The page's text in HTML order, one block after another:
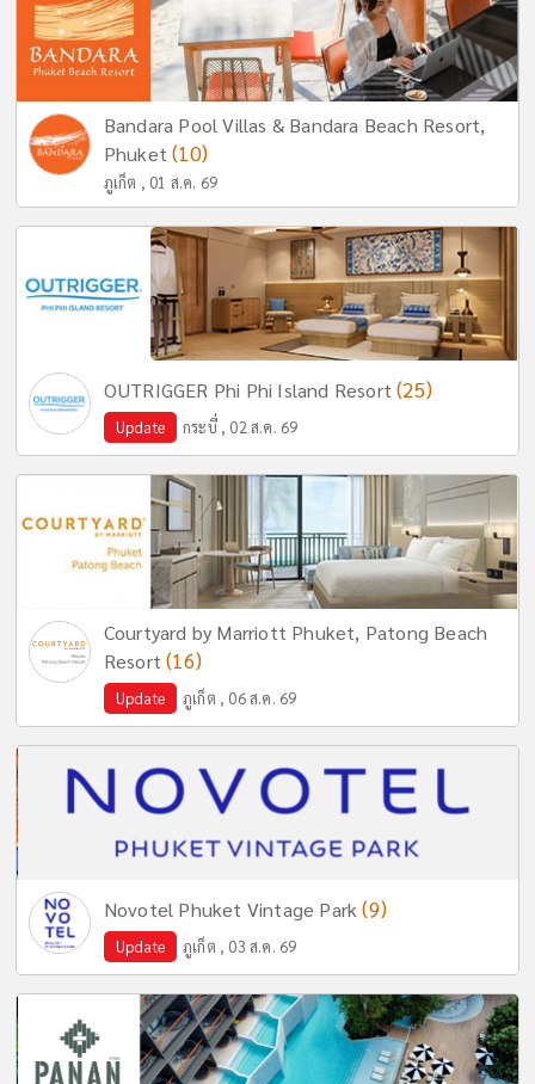
Bandara Pool Villas & Bandara Beach Resort,
Phuket(10)
ภูเก็ต , 01 ส.ค. 69
OUTRIGGER Phi Phi Island Resort(25)
Update กระบี่ , 02 ส.ค. 69
Courtyard by Marriott Phuket, Patong Beach
Resort(16)
Update ภูเก็ต , 06 ส.ค. 69
Novotel Phuket Vintage Park(9)
Update ภูเก็ต , 03 ส.ค. 69